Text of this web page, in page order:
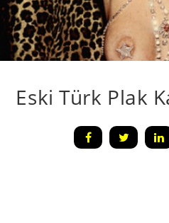
Eski Türk Plak